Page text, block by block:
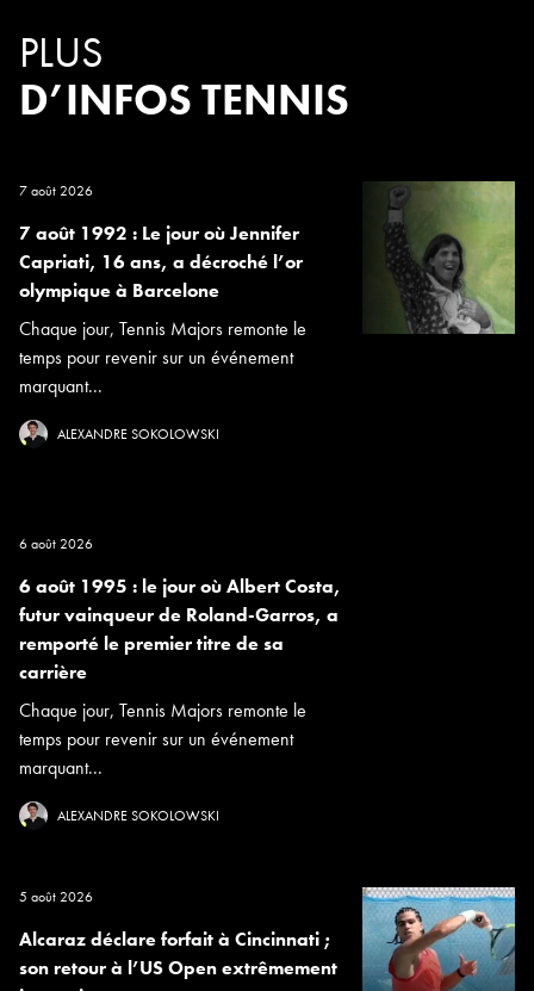
PLUS
D’INFOS TENNIS
7 août 2026
7 août 1992 : Le jour où Jennifer
Capriati, 16 ans, a décroché l’or
olympique à Barcelone
Chaque jour, Tennis Majors remonte le
temps pour revenir sur un événement
marquant...
ALEXANDRE SOKOLOWSKI
6 août 2026
6 août 1995 : le jour où Albert Costa,
futur vainqueur de Roland-Garros, a
remporté le premier titre de sa
carrière
Chaque jour, Tennis Majors remonte le
temps pour revenir sur un événement
marquant...
ALEXANDRE SOKOLOWSKI
5 août 2026
Alcaraz déclare forfait à Cincinnati ;
son retour à l’US Open extrêmement